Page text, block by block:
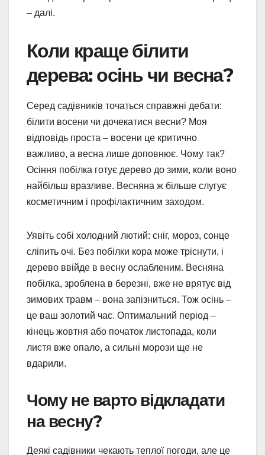
– далі.
Коли краще білити
дерева: осінь чи весна?
Серед садівників точаться справжні дебати:
білити восени чи дочекатися весни? Моя
відповідь проста – восени це критично
важливо, а весна лише доповнює. Чому так?
Осіння побілка готує дерево до зими, коли воно
найбільш вразливе. Весняна ж більше слугує
косметичним і профілактичним заходом.
Уявіть собі холодний лютий: сніг, мороз, сонце
сліпить очі. Без побілки кора може тріснути, і
дерево ввійде в весну ослабленим. Весняна
побілка, зроблена в березні, вже не врятує від
зимових травм – вона запізниться. Тож осінь –
це ваш золотий час. Оптимальний період –
кінець жовтня або початок листопада, коли
листя вже опало, а сильні морози ще не
вдарили.
Чому не варто відкладати
на весну?
Деякі садівники чекають теплої погоди, але це